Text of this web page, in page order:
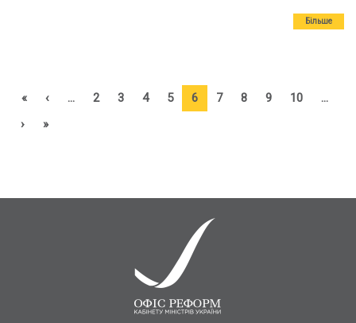
Більше
« ‹ … 2 3 4 5 6 7 8 9 10
…
›
»